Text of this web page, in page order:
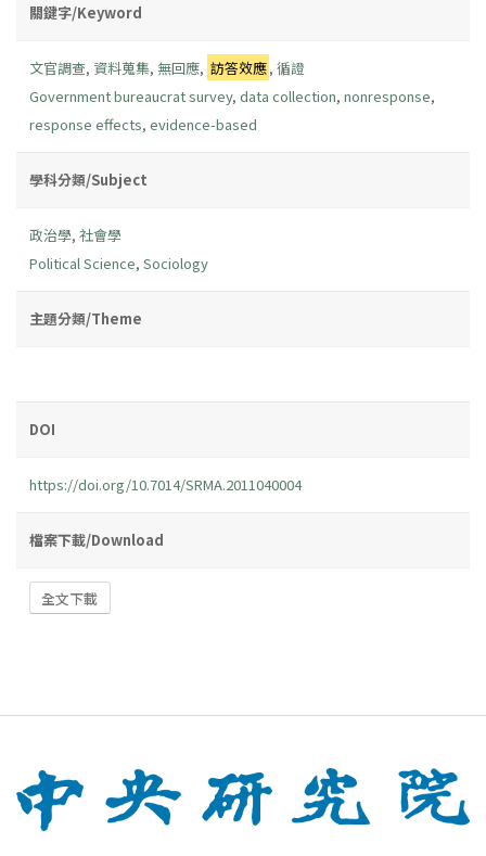
關鍵字/Keyword
文官調查, 資料蒐集, 無回應, 訪答效應,循證
Government bureaucrat survey, data collection, nonresponse,
response effects, evidence-based
學科分類/Subject
政治學, 社會學
Political Science, Sociology
主題分類/Theme
DOI
https://doi.org/10.7014/SRMA.2011040004
檔案下載/Download
全文下載